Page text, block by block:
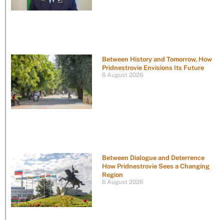
Between History and Tomorrow, How
Pridnestrovie Envisions Its Future
6 August 2026
Between Dialogue and Deterrence
How Pridnestrovie Sees a Changing
Region
6 August 2026